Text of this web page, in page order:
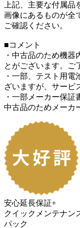
上記、主要な付属品
画像にあるものが全
ご確認ください。
■コメント
・中古品のため機
とがございます。ご
・一部、テスト用
ざいますが、サービ
・一部メーカー保証
中古品のためメーカ
安心延長保証+
クイックメンテナン
パック